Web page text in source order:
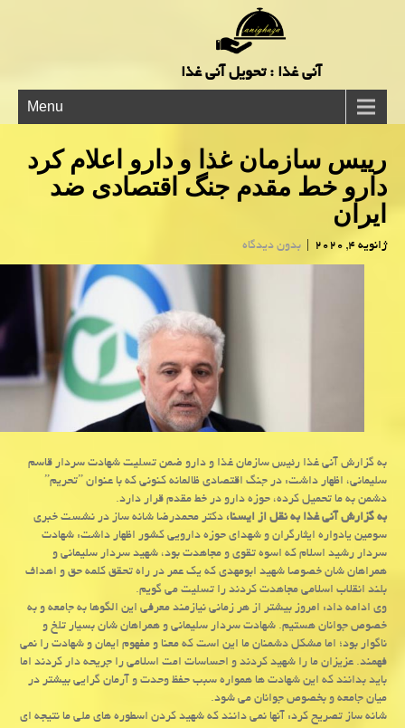
آنی غذا : تحویل آنی غذا
Menu
رییس سازمان غذا و دارو اعلام كرد
دارو خط مقدم جنگ اقتصادی ضد
ایران
ژانویه 4, 2020 | بدون دیدگاه
به گزارش آنی غذا رئیس سازمان غذا و دارو ضمن تسلیت شهادت سردار قاسم
سلیمانی، اظهار داشت: در جنگ اقتصادی ظالمانه كنونی كه با عنوان ˮتحریمˮ
دشمن به ما تحمیل كرده، حوزه دارو در خط مقدم قرار دارد.
به گزارش آنی غذا به نقل از ایسنا،دكتر محمدرضا شانه ساز در نشست خبری
سومین یادواره ایثارگران و شهدای حوزه دارویی كشور اظهار داشت: شهادت
سردار رشید اسلام كه اسوه تقوی و مجاهدت بود، شهید سردار سلیمانی و
همراهان شان خصوصا شهید ابومهدی كه یك عمر در راه تحقق كلمه حق و اهداف
بلند انقلاب اسلامی مجاهدت كردند را تسلیت می گویم.
وی ادامه داد: امروز بیشتر از هر زمانی نیازمند معرفی این الگوها به جامعه و به
خصوص جوانان هستیم. شهادت سردار سلیمانی و همراهان شان بسیار تلخ و
ناگوار بود؛ اما مشكل دشمنان ما این است كه معنا و مفهوم ایمان و شهادت را نمی
فهمند. عزیزان ما را شهید كردند و احساسات امت اسلامی را جریحه دار كردند اما
باید بدانند كه این شهادت ها همواره سبب حفظ وحدت و آرمان گرایی بیشتر در
میان جامعه و بخصوص جوانان می شود.
شانه ساز تصریح كرد: آنها نمی دانند كه شهید كردن اسطوره های ملی ما نتیجه ای